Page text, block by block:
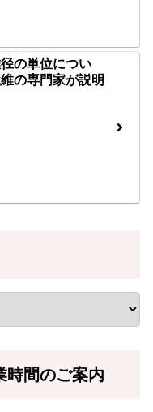
の単位につい
の専門家が説明
時間のご案内